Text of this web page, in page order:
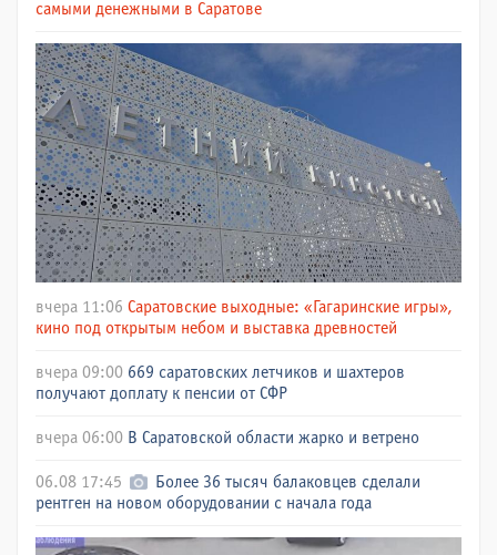
самыми денежными в Саратове
вчера 11:06 Саратовские выходные: «Гагаринские игры»,
кино под открытым небом и выставка древностей
вчера 09:00 669 саратовских летчиков и шахтеров
получают доплату к пенсии от СФР
вчера 06:00 В Саратовской области жарко и ветрено
06.08 17:45
Более 36 тысяч балаковцев сделали
рентген на новом оборудовании с начала года